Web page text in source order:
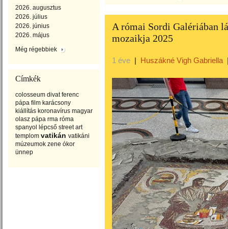
2026. augusztus
2026. július
2026. június
2026. május
Még régebbiek
Címkék
colosseum divat ferenc
pápa film karácsony
kiállítás koronavírus magyar
olasz pápa rma róma
spanyol lépcső street art
templom vatikán vatikáni
múzeumok zene ókor
ünnep
A római Sordi Galériában
mozaikja 2025
1 éve | Huszákné Vigh Gabriella